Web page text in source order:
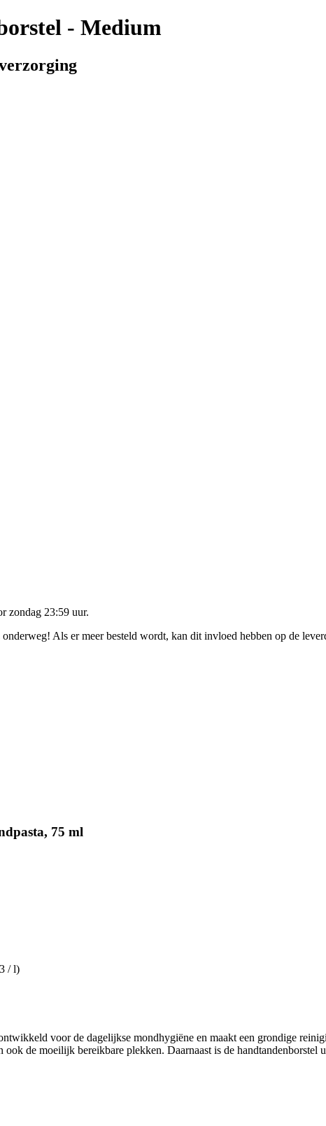
- Medium
zondag 23:59 uur.
Als er meer besteld wordt, kan dit invloed hebben op de
75 ml
/ l)
voor de dagelijkse mondhygiëne en maakt een grondige
de moeilijk bereikbare plekken. Daarnaast is de handtandenborstel